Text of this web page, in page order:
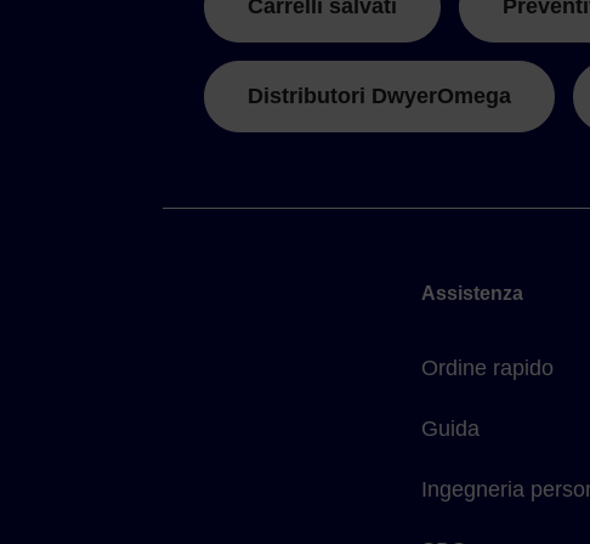
Carrelli salvati
Distributori DwyerOmega
Assistenza
Ordine rapido
Guida
Ingegneria